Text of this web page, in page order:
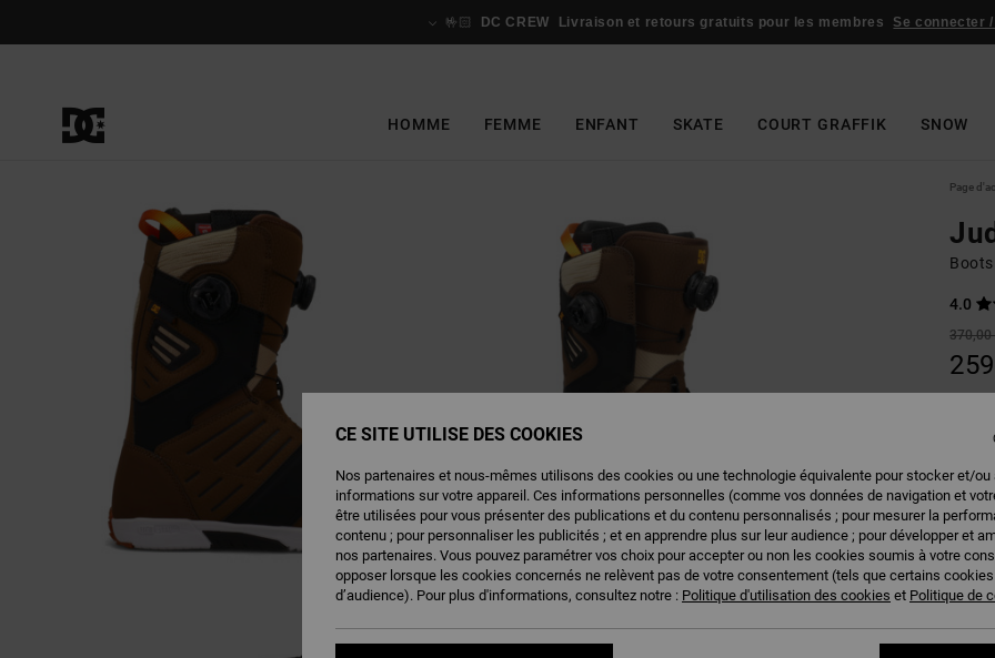
🤟🏻 DC CREW Livraison et retours gratuits pour les membres Se connecter
HOMME FEMME ENFANT SKATE COURT GRAFFIK SNOW
Page
4.0
370,00
39
CE SITE UTILISE DES COOKIES
Nos partenaires et nous-mêmes utilisons des cookies ou une technologie équivalente pour stocker et/ou
informations sur votre appareil. Ces informations personnelles (comme vos données de navigation et
être utilisées pour vous présenter des publications et du contenu personnalisés ; pour mesurer la
contenu ; pour personnaliser les publicités ; et en apprendre plus sur leur audience ; pour développer et
nos partenaires. Vous pouvez paramétrer vos choix pour accepter ou non les cookies soumis à votre
opposer lorsque les cookies concernés ne relèvent pas de votre consentement (tels que certains
d’audience). Pour plus d'informations, consultez notre : Politique d'utilisation des cookies et Politique de